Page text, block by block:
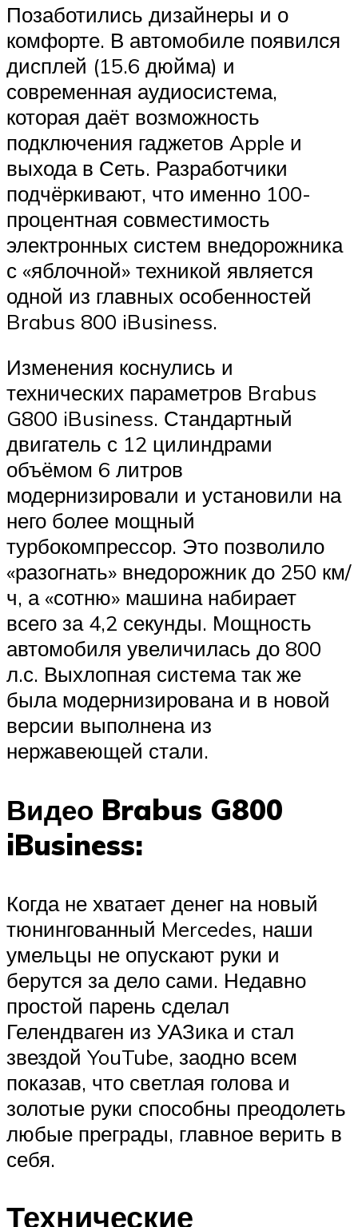
Позаботились дизайнеры и о
комфорте. В автомобиле появился
дисплей (15.6 дюйма) и
современная аудиосистема,
которая даёт возможность
подключения гаджетов Apple и
выхода в Сеть. Разработчики
подчёркивают, что именно 100-
процентная совместимость
электронных систем внедорожника
с «яблочной» техникой является
одной из главных особенностей
Brabus 800 iBusiness.
Изменения коснулись и
технических параметров Brabus
G800 iBusiness. Стандартный
двигатель с 12 цилиндрами
объёмом 6 литров
модернизировали и установили на
него более мощный
турбокомпрессор. Это позволило
«разогнать» внедорожник до 250 км/
ч, а «сотню» машина набирает
всего за 4,2 секунды. Мощность
автомобиля увеличилась до 800
л.с. Выхлопная система так же
была модернизирована и в новой
версии выполнена из
нержавеющей стали.
Видео Brabus G800
iBusiness:
Когда не хватает денег на новый
тюнингованный Mercedes, наши
умельцы не опускают руки и
берутся за дело сами. Недавно
простой парень сделал
Гелендваген из УАЗика и стал
звездой YouTube, заодно всем
показав, что светлая голова и
золотые руки способны преодолеть
любые преграды, главное верить в
себя.
Технические